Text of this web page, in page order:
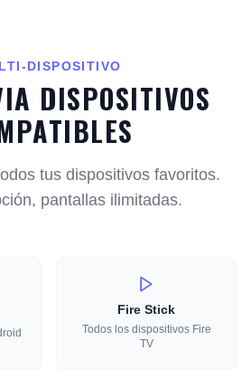
DISPOSITIVO
DISPOSITIVOS
tus dispositivos favoritos.
pantallas ilimitadas.
Fire Stick
Todos los dispositivos Fire
TV